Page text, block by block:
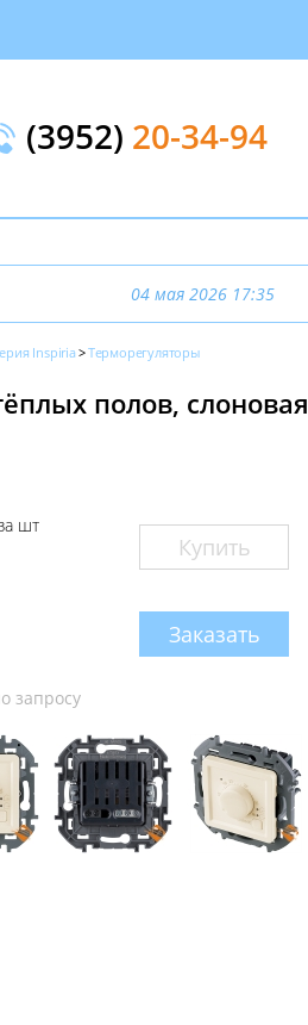
(3952) 20-34-94
04 мая 2026 17:35
Inspiria Терморегуляторы
полов, слоновая
шт
Купить
Заказать
запросу